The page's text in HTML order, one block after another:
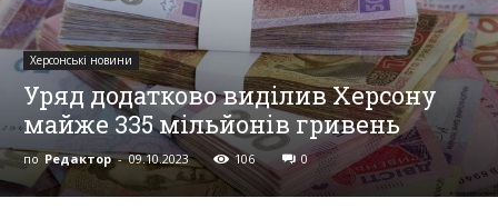
Херсонські новини
Уряд додатково виділив Херсону
майже 335 мільйонів гривень
по Редактор - 09.10.2023 106 0